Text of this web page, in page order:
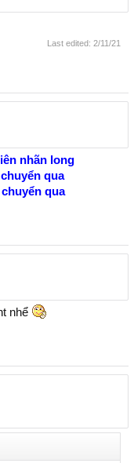
Last edited: 2/11/21
nhãn long
qua
qua
nhể